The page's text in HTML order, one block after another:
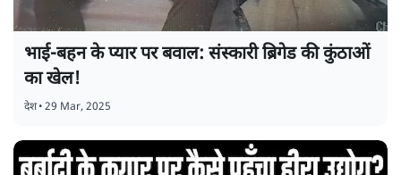
भाई-बहन के प्यार पर बवाल: संस्कारी ब्रिगेड की कुंठाओं
का खेल!
देश•29 Mar, 2025